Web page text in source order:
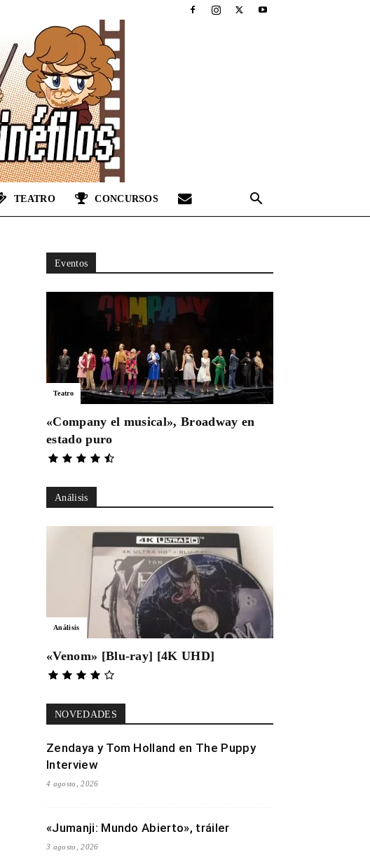
TEATRO CONCURSOS
Eventos
Teatro
«Company el musical», Broadway en
estado puro
Análisis
Análisis
«Venom» [Blu-ray] [4K UHD]
NOVEDADES
Zendaya y Tom Holland en The Puppy
Interview
4 agosto, 2026
«Jumanji: Mundo Abierto», tráiler
3 agosto, 2026